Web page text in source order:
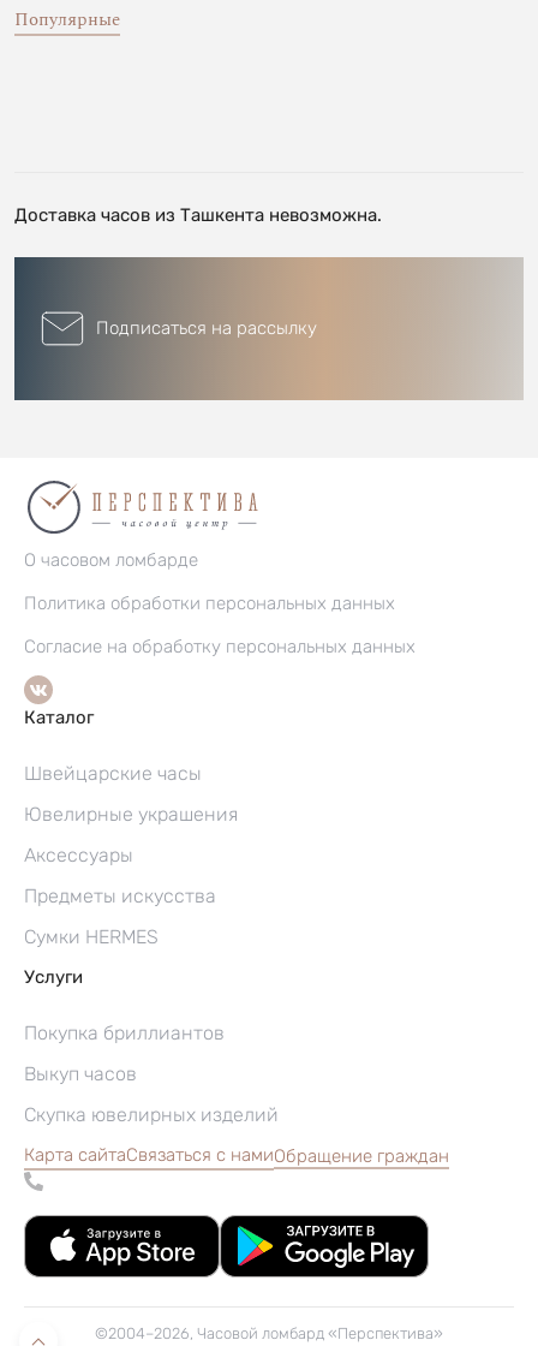
Популярные
Доставка часов из Ташкента невозможна.
Подписаться на рассылку
О часовом ломбарде
Политика обработки персональных данных
Согласие на обработку персональных данных
Каталог
Швейцарские часы
Ювелирные украшения
Аксессуары
Предметы искусства
Сумки HERMES
Услуги
Покупка бриллиантов
Выкуп часов
Скупка ювелирных изделий
Карта сайтаСвязаться с намиОбращение граждан
©2004–2026, Часовой ломбард «Перспектива»